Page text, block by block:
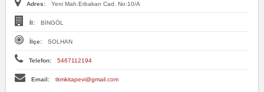
Adres: Yeni Mah.Erbakan Cad. No:10/A
İl: BİNGÖL
İlçe: SOLHAN
Telefon: 5467112194
Email: tkmkitapevi@gmail.com